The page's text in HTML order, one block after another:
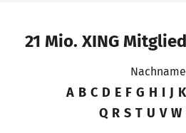
21 Mio. XING
A B C D E F G H I J K
Q R S T U V W